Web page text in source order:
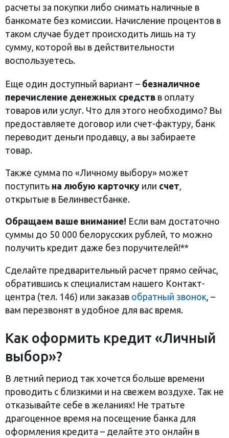
расчеты за покупки либо снимать наличные в
банкомате без комиссии. Начисление процентов в
таком случае будет происходить лишь на ту
сумму, которой вы в действительности
воспользуетесь.
Еще один доступный вариант – безналичное
перечисление денежных средств в оплату
товаров или услуг. Что для этого необходимо? Вы
предоставляете договор или счет-фактуру, банк
переводит деньги продавцу, а вы забираете
товар.
Также сумма по «Личному выбору» может
поступить на любую карточку или счет
открытые в Белинвестбанке.
Обращаем ваше внимание! Если вам достаточно
суммы до 50 000 белорусских рублей, то можно
получить кредит даже без поручителей!**
Сделайте предварительный расчет прямо сейчас,
обратившись к специалистам нашего Контакт-
центра (тел. 146) или заказав обратный звонок, –
вам перезвонят в удобное для вас время.
Как оформить кредит «Личный
выбор»?
В летний период так хочется больше времени
проводить с близкими и на свежем воздухе. Так не
отказывайте себе в желаниях! Не тратьте
драгоценное время на посещение банка для
оформления кредита – делайте это онлайн в